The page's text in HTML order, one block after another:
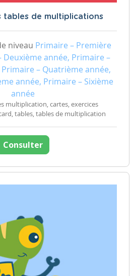
tables de multiplications
niveau Primaire – Première
Deuxième année, Primaire –
– Quatrième année,
année, Primaire – Sixième
année
multiplication, cartes, exercices
tables, tables de multiplication
Consulter